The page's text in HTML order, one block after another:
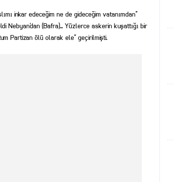
inkar edeceğim ne de gideceğim vatanımdan”
Nebyan’dan (Bafra)… Yüzlerce askerin kuşattığı bir
Partizan ölü olarak ele” geçirilmişti.